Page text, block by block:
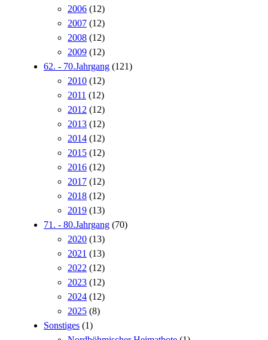
2006 (12)
2007 (12)
2008 (12)
2009 (12)
62. - 70.Jahrgang (121)
2010 (12)
2011 (12)
2012 (12)
2013 (12)
2014 (12)
2015 (12)
2016 (12)
2017 (12)
2018 (12)
2019 (13)
71. - 80.Jahrgang (70)
2020 (13)
2021 (13)
2022 (12)
2023 (12)
2024 (12)
2025 (8)
Sonstiges (1)